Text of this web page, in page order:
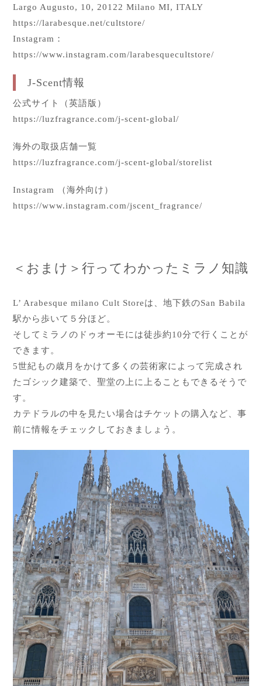
Largo Augusto, 10, 20122 Milano MI, ITALY
https://larabesque.net/cultstore/
Instagram：
https://www.instagram.com/larabesquecultstore/
J-Scent情報
公式サイト（英語版）
https://luzfragrance.com/j-scent-global/
海外の取扱店舗一覧
https://luzfragrance.com/j-scent-global/storelist
Instagram （海外向け）
https://www.instagram.com/jscent_fragrance/
＜おまけ＞行ってわかったミラノ知識
L’ Arabesque milano Cult Storeは、地下鉄のSan Babila
駅から歩いて５分ほど。
そしてミラノのドゥオーモには徒歩約10分で行くことが
できます。
5世紀もの歳月をかけて多くの芸術家によって完成され
たゴシック建築で、聖堂の上に上ることもできるそうで
す。
カテドラルの中を見たい場合はチケットの購入など、事
前に情報をチェックしておきましょう。